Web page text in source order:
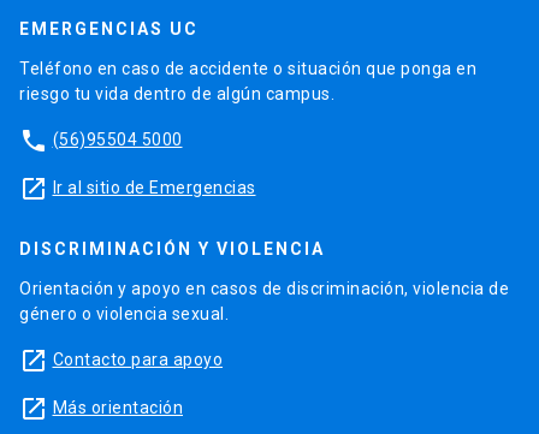
EMERGENCIAS UC
Teléfono en caso de accidente o situación que ponga en
riesgo tu vida dentro de algún campus.
phone (56)95504 5000
launch Ir al sitio de Emergencias
DISCRIMINACIÓN Y VIOLENCIA
Orientación y apoyo en casos de discriminación, violencia de
género o violencia sexual.
launch Contacto para apoyo
launch Más orientación